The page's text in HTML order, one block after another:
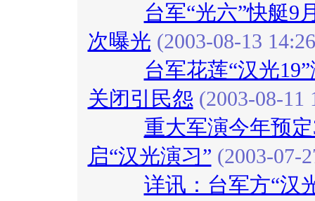
台军“光六”快艇9
次曝光 (2003-08-13
台军花莲“汉光
关闭引民怨(2003-08-11
重大军演今年预
启“汉光演习” (2003-07-
详讯：台军方“汉